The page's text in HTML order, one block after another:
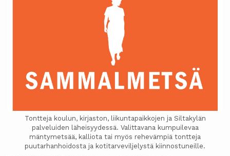
Tontteja koulun, kirjaston, liikuntapaikkojen ja Siltakylän
palveluiden läheisyydessä. Valittavana kumpuilevaa
mäntymetsää, kalliota tai myös rehevämpiä tontteja
puutarhanhoidosta ja kotitarveviljelystä kiinnostuneille.